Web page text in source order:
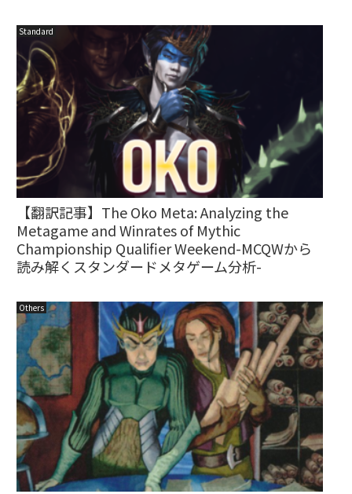
Standard
【翻訳記事】The Oko Meta: Analyzing the
Metagame and Winrates of Mythic
Championship Qualifier Weekend-MCQWから
読み解くスタンダードメタゲーム分析-
Others